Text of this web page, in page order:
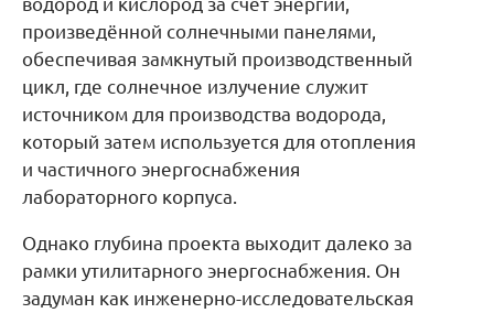
произведённой солнечными панелями,
обеспечивая замкнутый производственный
цикл, где солнечное излучение служит
источником для производства водорода,
который затем используется для отопления
и частичного энергоснабжения
лабораторного корпуса.
Однако глубина проекта выходит далеко за
рамки утилитарного энергоснабжения. Он
задуман как инженерно-исследовательская